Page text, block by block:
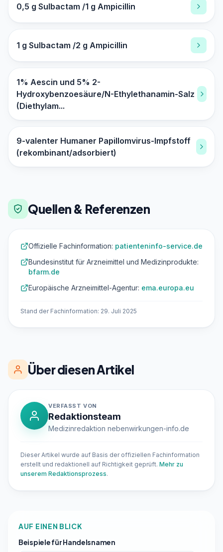
0,5 g Sulbactam /1 g Ampicillin
1 g Sulbactam /2 g Ampicillin
1% Aescin und 5% 2-
Hydroxybenzoesäure/N-Ethylethanamin-Salz
(Diethylam...
9-valenter Humaner Papillomvirus-Impfstoff
(rekombinant/adsorbiert)
Quellen & Referenzen
Offizielle Fachinformation: patienteninfo-service.de
Bundesinstitut für Arzneimittel und Medizinprodukte:
bfarm.de
Europäische Arzneimittel-Agentur: ema.europa.eu
Stand der Fachinformation: 29. Juli 2025
Über diesen Artikel
VERFASST VON
Redaktionsteam
Medizinredaktion nebenwirkungen-info.de
Dieser Artikel wurde auf Basis der offiziellen Fachinformation
erstellt und redaktionell auf Richtigkeit geprüft. Mehr zu
unserem Redaktionsprozess.
AUF EINEN BLICK
Beispiele für Handelsnamen